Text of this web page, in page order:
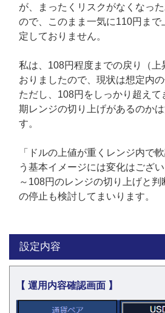
が、まったくリスクがなくなっ
ので、このまま一気に110円まで
定しておりません。
私は、108円程度までの戻り（上
おりましたので、現状は想定内
ただし、108円をしっかり超え
期レンジの切り上げがあるのか
す。
「ドルの上値が重くレンジ内で
う基本イメージには変化はござ
～108円のレンジの切り上げと
の停止も検討してまいります。
設定内容
【 運用内容確認画面 】